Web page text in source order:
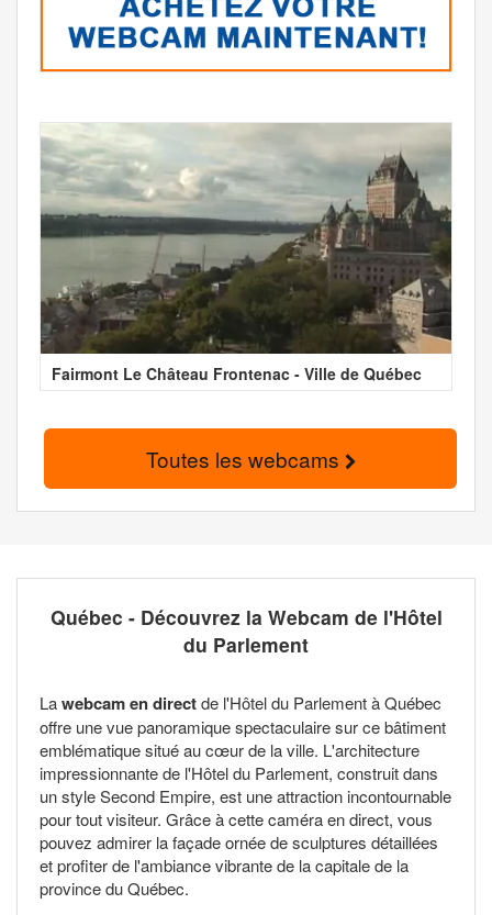
Fairmont Le Château Frontenac - Ville de Québec
Toutes les webcams
Québec - Découvrez la Webcam de l'Hôtel
du Parlement
Lawebcam en directde l'Hôtel du Parlement à Québec
offre une vue panoramique spectaculaire sur ce bâtiment
emblématique situé au cœur de la ville. L'architecture
impressionnante de l'Hôtel du Parlement, construit dans
un style Second Empire, est une attraction incontournable
pour tout visiteur. Grâce à cette caméra en direct, vous
pouvez admirer la façade ornée de sculptures détaillées
et profiter de l'ambiance vibrante de la capitale de la
province du Québec.